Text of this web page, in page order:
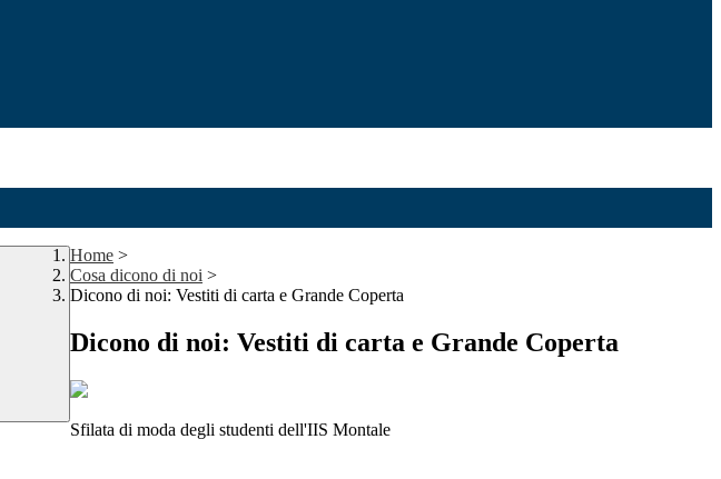
Home >
Cosa dicono di noi >
Dicono di noi: Vestiti di carta e Grande Coperta
Dicono di noi: Vestiti di carta e Grande Coperta
Sfilata di moda degli studenti dell'IIS Montale